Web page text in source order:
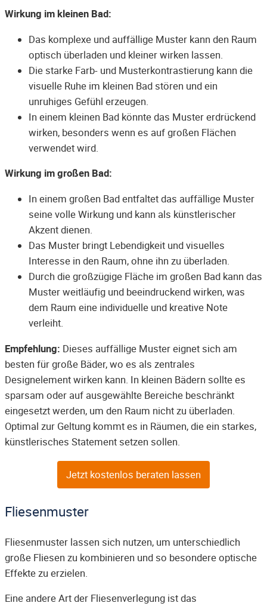
Wirkung im kleinen Bad:
Das komplexe und auffällige Muster kann den Raum
optisch überladen und kleiner wirken lassen.
Die starke Farb- und Musterkontrastierung kann die
visuelle Ruhe im kleinen Bad stören und ein
unruhiges Gefühl erzeugen.
In einem kleinen Bad könnte das Muster erdrückend
wirken, besonders wenn es auf großen Flächen
verwendet wird.
Wirkung im großen Bad:
In einem großen Bad entfaltet das auffällige Muster
seine volle Wirkung und kann als künstlerischer
Akzent dienen.
Das Muster bringt Lebendigkeit und visuelles
Interesse in den Raum, ohne ihn zu überladen.
Durch die großzügige Fläche im großen Bad kann das
Muster weitläufig und beeindruckend wirken, was
dem Raum eine individuelle und kreative Note
verleiht.
Empfehlung: Dieses auffällige Muster eignet sich am
besten für große Bäder, wo es als zentrales
Designelement wirken kann. In kleinen Bädern sollte es
sparsam oder auf ausgewählte Bereiche beschränkt
eingesetzt werden, um den Raum nicht zu überladen.
Optimal zur Geltung kommt es in Räumen, die ein starkes,
künstlerisches Statement setzen sollen.
Jetzt kostenlos beraten lassen
Fliesenmuster
Fliesenmuster lassen sich nutzen, um unterschiedlich
große Fliesen zu kombinieren und so besondere optische
Effekte zu erzielen.
Eine andere Art der Fliesenverlegung ist das